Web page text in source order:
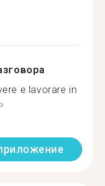
e lavorare in